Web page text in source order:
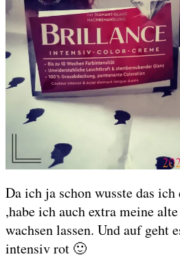
Da ich ja schon wusste das
,habe ich auch extra meine
wachsen lassen. Und auf geht
intensiv rot 🙂